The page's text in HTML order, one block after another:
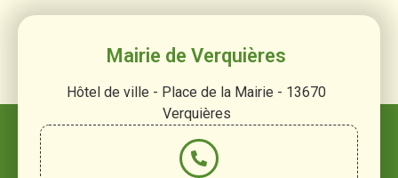
Mairie de Verquières
Hôtel de ville - Place de la Mairie - 13670
Verquières